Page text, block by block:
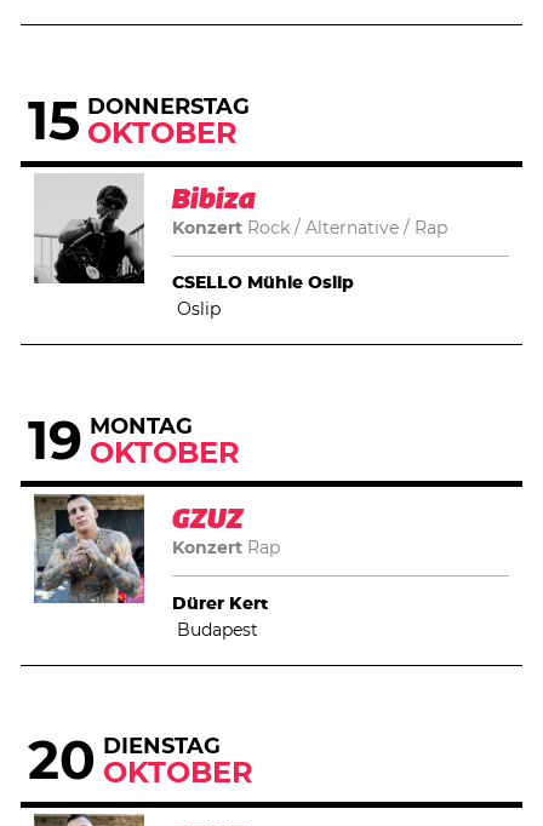
15 DONNERSTAG
OKTOBER
Bibiza
Konzert Rock / Alternative Rap
CSELLO Mühle Oslip
Oslip
19 MONTAG
OKTOBER
GZUZ
Konzert Rap
Dürer Kert
Budapest
20 DIENSTAG
OKTOBER